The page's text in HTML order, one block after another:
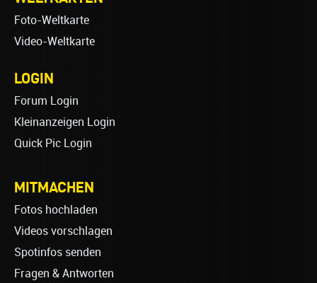
Foto-Weltkarte
Video-Weltkarte
LOGIN
Forum Login
Kleinanzeigen Login
Quick Pic Login
MITMACHEN
Fotos hochladen
Videos vorschlagen
Spotinfos senden
Fragen & Antworten